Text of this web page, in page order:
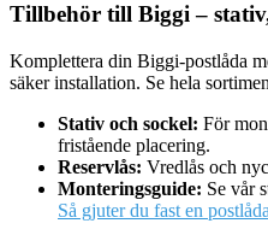
Tillbehör till Biggi –
Komplettera din Biggi‑postlåda
säker installation. Se hela
Stativ och sockel: För
fristående placering.
Reservlås: Vredlås och
Monteringsguide: Se vår
Så gjuter du fast en